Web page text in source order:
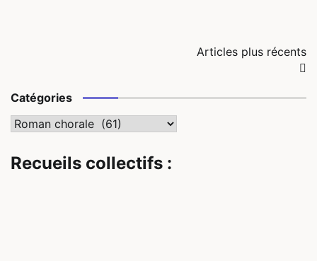
articles
Articles plus récents
Catégories
Catégories
Recueils collectifs :